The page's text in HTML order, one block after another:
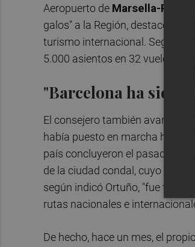
Aeropuerto de Marsella-
galos" a la Región, destacó.
turismo internacional. Según
5.000 asientos en 32 vuelos
"Barcelona ha sido
El consejero también avanzó
había puesto en marcha hace
país concluyeron el pasado 3
de la ciudad condal, cuyo
según indicó Ortuño, "fue todo
rutas nacionales e
De hecho, hace un mes, el